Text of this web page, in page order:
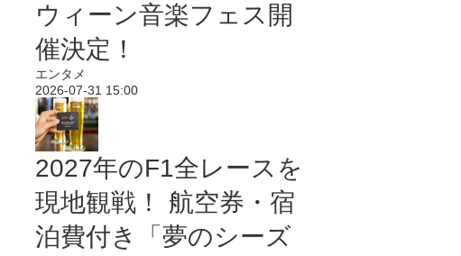
ウィーン音楽フェス開
催決定！
エンタメ
2026-07-31 15:00
2027年のF1全レースを
現地観戦！ 航空券・宿
泊費付き「夢のシーズ